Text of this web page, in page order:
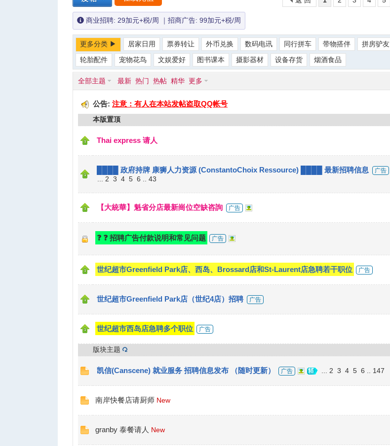
商业招聘: 29加元+税/周 ｜招商广告: 99加元+税/周
更多分类 ▶ 居家日用 票券转让 外币兑换 数码电讯 同行拼车 带物搭伴 拼房驴友
轮胎配件
宠物花鸟 文娱爱好 图书课本 摄影器材 设备存货 烟酒食品
全部主题 最新 热门 热帖 精华 更多
公告: 注意：有人在本站发帖盗取QQ帐号
本版置顶
Thai express 请人
████ 政府持牌 康狮人力资源 (ConstantoChoix Ressource) ████ 最新招聘信息 广告
2 3 4 5 6 43
【大統華】魁省分店最新崗位空缺咨詢 广告
❓ ❓ 招聘广告付款说明和常见问题 广告
世纪超市Greenfield Park店、西岛、Brossard店和St-Laurent店急聘若干职位 广告
世纪超市Greenfield Park店（世纪4店）招聘 广告
世纪超市西岛店急聘多个职位 广告
版块主题
凯信(Canscene) 就业服务 招聘信息发布 （随时更新） 广告 2 3 4 5 6 147
南岸快餐店请厨师 New
granby 泰餐请人 New